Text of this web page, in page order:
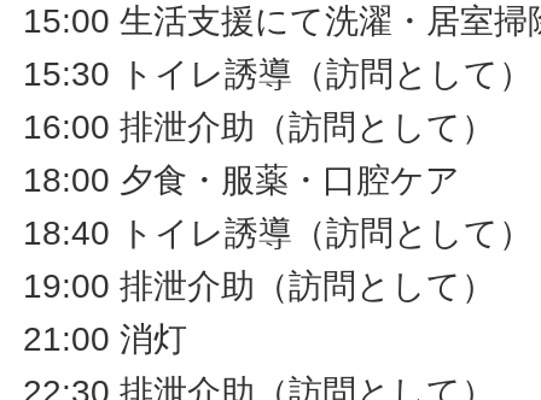
15:00 生活支援にて洗濯・居室
15:30 トイレ誘導（訪問として）
16:00 排泄介助（訪問として）
18:00 夕食・服薬・口腔ケア
18:40 トイレ誘導（訪問として）
19:00 排泄介助（訪問として）
21:00 消灯
22:30 排泄介助（訪問として）